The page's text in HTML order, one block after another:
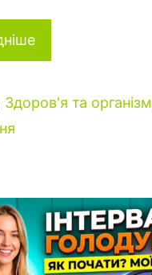
Здоров'я та організм